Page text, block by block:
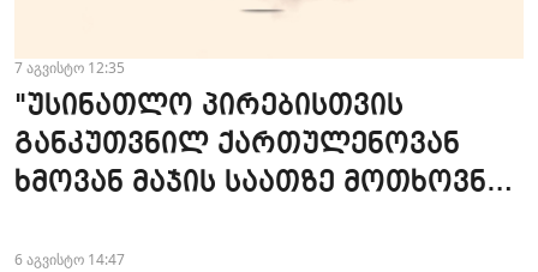
7 აგვისტო 12:35
"უსინათლო პირებისთვის
განკუთვნილ ქართულენოვან
ხმოვან მაჯის საათზე მოთხოვნა
6 აგვისტო 14:47